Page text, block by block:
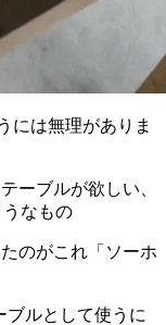
には無理がありま
ーブルが欲しい、
なもの
のがこれ「ソーホ
ブルとして使うに